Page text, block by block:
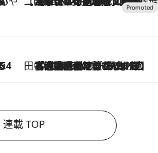
へ 田中稲の勝手に再ブーム
2026.8.7
「湘南乃風に憧れて」観客大盛上がりの“タオル回し”に、ラッパー顔負けの高速歌唱まで…さだまさし（74）のアグレッシブすぎる現在地
連載 TOP